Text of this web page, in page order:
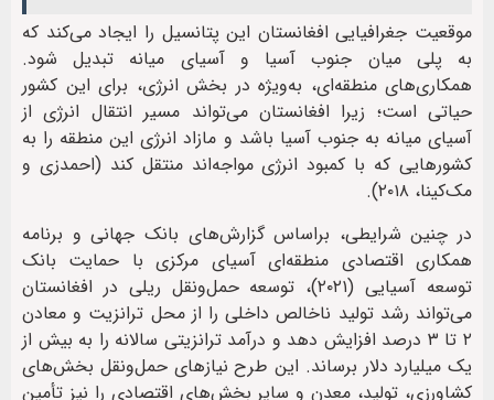
موقعیت جغرافیایی افغانستان این پتانسیل را ایجاد می‌کند که
به پلی میان جنوب آسیا و آسیای میانه تبدیل شود.
همکاری‌های منطقه‌ای، به‌ویژه در بخش انرژی، برای این کشور
حیاتی است؛ زیرا افغانستان می‌تواند مسیر انتقال انرژی از
آسیای میانه به جنوب آسیا باشد و مازاد انرژی این منطقه را به
کشورهایی که با کمبود انرژی مواجه‌اند منتقل کند (احمدزی و
مک‌کینا، ۲۰۱۸).
در چنین شرایطی، براساس گزارش‌های بانک جهانی و برنامه
همکاری اقتصادی منطقه‌ای آسیای مرکزی با حمایت بانک
توسعه آسیایی (۲۰۲۱)، توسعه حمل‌ونقل ریلی در افغانستان
می‌تواند رشد تولید ناخالص داخلی را از محل ترانزیت و معادن
۲ تا ۳ درصد افزایش دهد و درآمد ترانزیتی سالانه را به بیش از
یک میلیارد دلار برساند. این طرح نیازهای حمل‌ونقل بخش‌های
کشاورزی، تولید، معدن و سایر بخش‌های اقتصادی را نیز تأمین